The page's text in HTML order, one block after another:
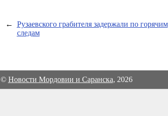
←
Рузаевского грабителя задержали по горячим
следам
© Новости Мордовии и Саранска, 2026